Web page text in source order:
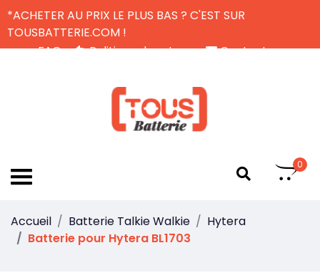
*ACHETER AU PRIX LE PLUS BAS ? C'EST SUR
TOUSBATTERIE.COM !
FAQ
Politique de retour
Contactez-nous
0
Accueil Batterie Talkie Walkie
Hytera
Batterie pour Hytera BL1703